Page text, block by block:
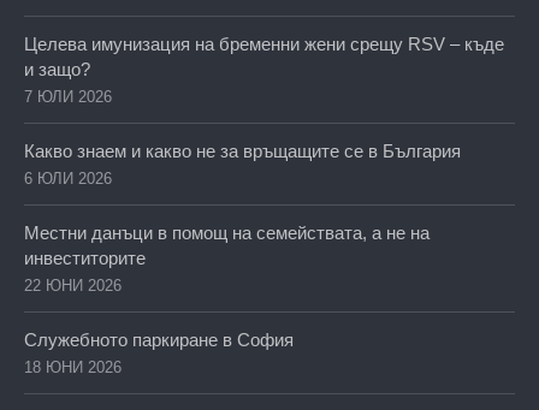
Целева имунизация на бременни жени срещу RSV – къде
и защо?
7 ЮЛИ 2026
Какво знаем и какво не за връщащите се в България
6 ЮЛИ 2026
Местни данъци в помощ на семействата, а не на
инвеститорите
22 ЮНИ 2026
Служебното паркиране в София
18 ЮНИ 2026